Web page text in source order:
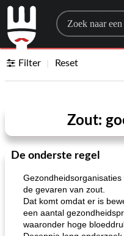
Search for
Filter Reset
Zout:
De onderste regel
de gevaren van zout.
Dat komt omdat er is
een aantal
waaronder hoge